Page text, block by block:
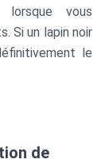
lorsque vous
Si un lapin noir
le
de